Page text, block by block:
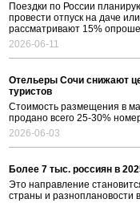
Поездки по России
провести отпуск на даче
рассматривают 15%
2026-06-11
Отельеры Сочи снижают
туристов
Стоимость размещения в
продано всего 25-30%
2026-06-03
Более 7 тыс. россиян в
Это направление
страны и разноплановости